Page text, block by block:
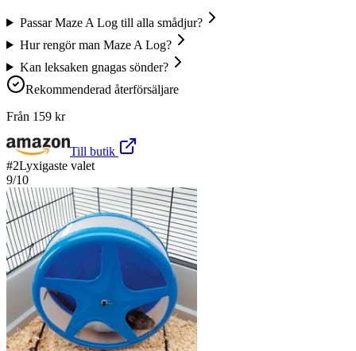
Passar Maze A Log till alla smådjur?
Hur rengör man Maze A Log?
Kan leksaken gnagas sönder?
Rekommenderad återförsäljare
Från 159 kr
Till butik
#2Lyxigaste valet
9/10